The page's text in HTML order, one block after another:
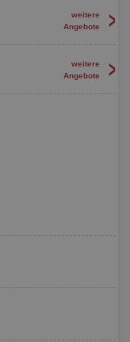
weitere
Angebote
>
weitere
Angebote
>